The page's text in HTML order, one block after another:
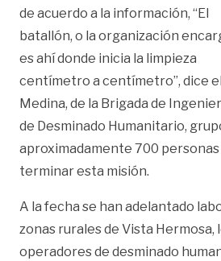
de acuerdo a la información, “El
batallón, o la organización
es ahí donde inicia la limpieza
centímetro a centímetro”, dice
Medina, de la Brigada de
de Desminado Humanitario,
aproximadamente 700 personas
terminar esta misión.
A la fecha se han adelantado
zonas rurales de Vista Hermosa,
operadores de desminado